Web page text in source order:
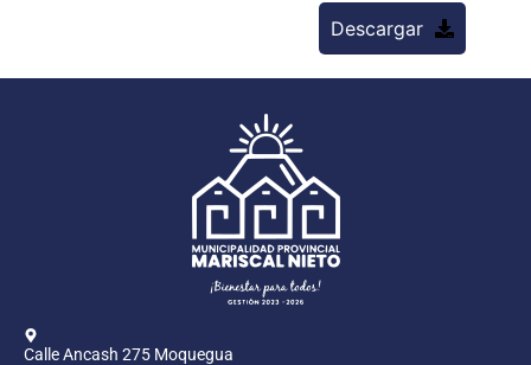
Descargar
Calle Ancash 275 Moquegua